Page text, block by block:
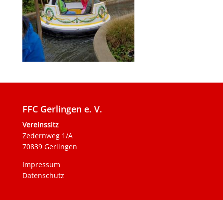
FFC Gerlingen e. V.
Vereinssitz
Zedernweg 1/A
70839 Gerlingen
Impressum
Datenschutz